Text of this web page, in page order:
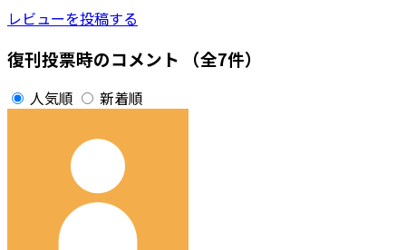
レビューを投稿する
復刊投票時のコメント （全7件）
人気順 新着順